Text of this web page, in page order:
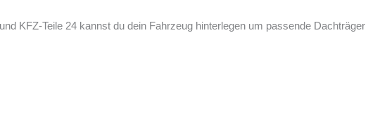
KFZ-Teile 24 kannst du dein Fahrzeug hinterlegen um passende Dachträger